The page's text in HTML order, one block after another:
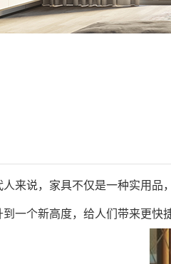
说，家具不仅是一种实用品，
到一个新高度，给人们带来更快